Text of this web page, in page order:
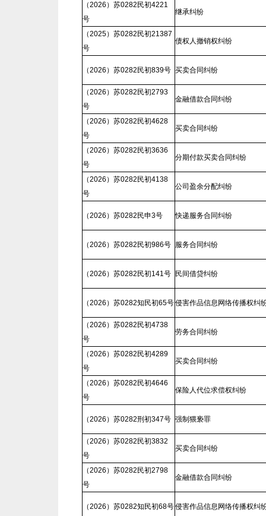
（2026）苏0282民初4221
号
继承纠纷
（2025）苏0282民初21387
号
债权人撤销权纠纷
（2026）苏0282民初839号 买卖合同纠纷
（2026）苏0282民初2793
号
金融借款合同纠纷
（2026）苏0282民初4628
号
买卖合同纠纷
（2026）苏0282民初3636
号
分期付款买卖合同纠纷
（2026）苏0282民初4138
号
公司盈余分配纠纷
（2026）苏0282民申3号 快递服务合同纠纷
（2026）苏0282民初986号 服务合同纠纷
（2026）苏0282民初141号 民间借贷纠纷
（2026）苏0282知民初65号侵害作品信息网络传播权纠
（2026）苏0282民初4738
号
劳务合同纠纷
（2026）苏0282民初4289
号
买卖合同纠纷
（2026）苏0282民初4646
号
保险人代位求偿权纠纷
（2026）苏0282刑初347号 强制猥亵罪
（2026）苏0282民初3832
号
买卖合同纠纷
（2026）苏0282民初2798
号
金融借款合同纠纷
（2026）苏0282知民初68号侵害作品信息网络传播权纠